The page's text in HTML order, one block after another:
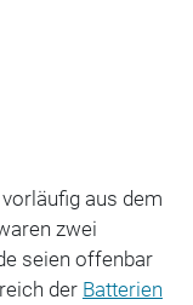
aus dem
zwei
seien offenbar
der Batterien